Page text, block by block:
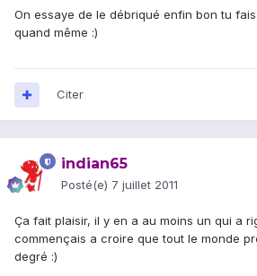
On essaye de le débriqué enfin bon tu
quand même :)
Citer
indian65
Posté(e) 7 juillet 2011
Ça fait plaisir, il y en a au moins un qui a
commençais a croire que tout le monde
degré :)